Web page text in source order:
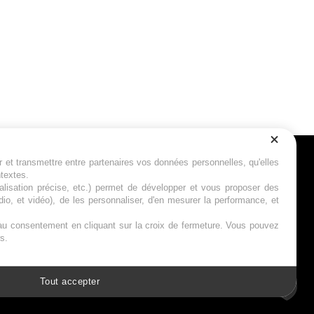
nous
transmettre entre partenaires vos données personnelles, qu'elles
précise, etc.) permet de développer et vous proposer des
et vidéo), de les personnaliser, d'en mesurer la performance, et
en cliquant sur la croix de fermeture. Vous pouvez
Tout accepter